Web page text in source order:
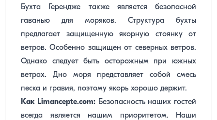
Бухта Герендже также является безопасной
гаванью для моряков. Структура бухты
предлагает защищенную якорную стоянку от
ветров. Особенно защищен от северных ветров.
Однако следует быть осторожным при южных
ветрах. Дно моря представляет собой смесь
песка и гравия, поэтому якорь хорошо держит.
Как Limancepte.com:Безопасность наших гостей
всегда является нашим приоритетом. Наши